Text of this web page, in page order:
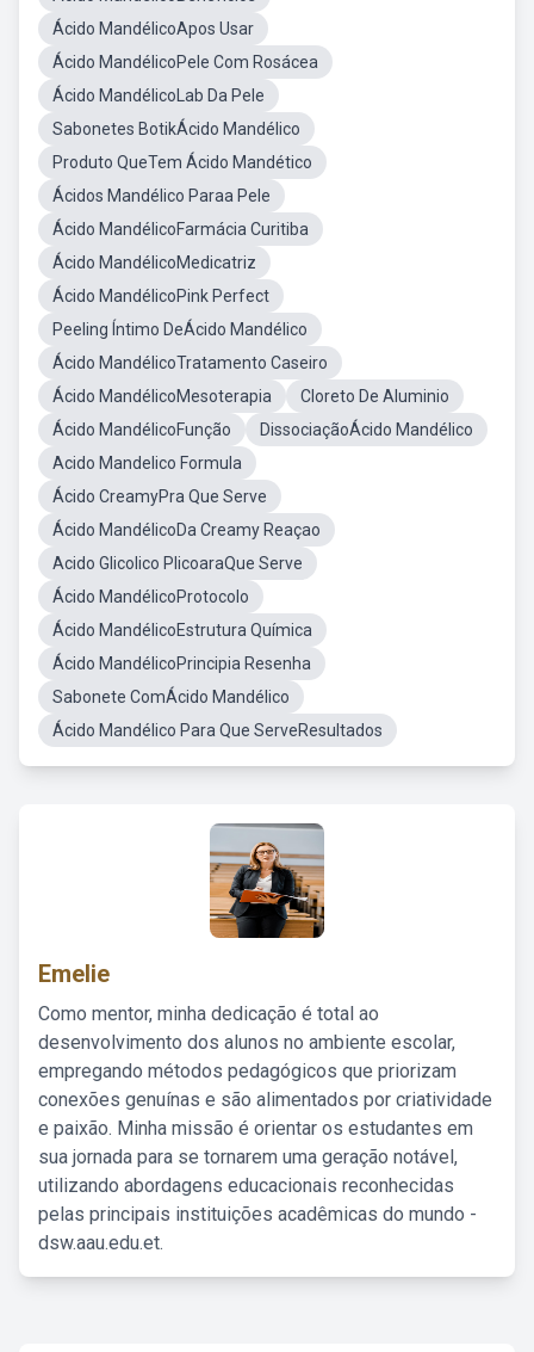
Ácido MandélicoApos Usar
Ácido MandélicoPele Com Rosácea
Ácido MandélicoLab Da Pele
Sabonetes BotikÁcido Mandélico
Produto QueTem Ácido Mandético
Ácidos Mandélico Paraa Pele
Ácido MandélicoFarmácia Curitiba
Ácido MandélicoMedicatriz
Ácido MandélicoPink Perfect
Peeling Íntimo DeÁcido Mandélico
Ácido MandélicoTratamento Caseiro
Ácido MandélicoMesoterapia
Cloreto De Aluminio
Ácido MandélicoFunção
DissociaçãoÁcido Mandélico
Acido Mandelico Formula
Ácido CreamyPra Que Serve
Ácido MandélicoDa Creamy Reaçao
Acido Glicolico PlicoaraQue Serve
Ácido MandélicoProtocolo
Ácido MandélicoEstrutura Química
Ácido MandélicoPrincipia Resenha
Sabonete ComÁcido Mandélico
Ácido Mandélico Para Que ServeResultados
Emelie
Como mentor, minha dedicação é total ao
desenvolvimento dos alunos no ambiente escolar,
empregando métodos pedagógicos que priorizam
conexões genuínas e são alimentados por criatividade
e paixão. Minha missão é orientar os estudantes em
sua jornada para se tornarem uma geração notável,
utilizando abordagens educacionais reconhecidas
pelas principais instituições acadêmicas do mundo -
dsw.aau.edu.et.